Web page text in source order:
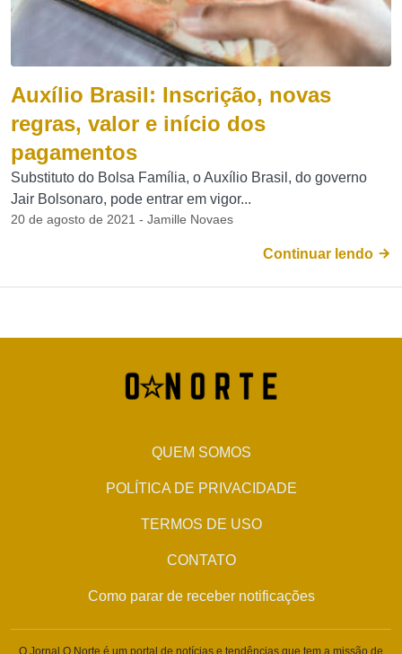
Auxílio Brasil: Inscrição, novas
regras, valor e início dos
pagamentos
Substituto do Bolsa Família, o Auxílio Brasil, do governo
Jair Bolsonaro, pode entrar em vigor...
20 de agosto de 2021 - Jamille Novaes
Continuar lendo
QUEM SOMOS
POLÍTICA DE PRIVACIDADE
TERMOS DE USO
CONTATO
Como parar de receber notificações
O Jornal O Norte é um portal de notícias e tendências que tem a missão de